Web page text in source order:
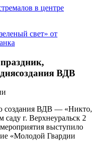
в центре
свет» от
ВДВ
создания ВДВ — «Никто,
саду г. Верхнеуральск 2
выступило
«Молодой Гвардии